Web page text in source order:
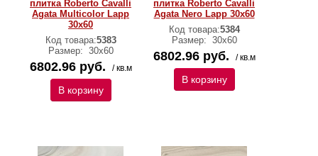
плитка Roberto Cavalli
Agata Multicolor Lapp
30x60
Код товара:5383
Размер: 30х60
6802.96 руб. / кв.м
В корзину
плитка Roberto Cavalli
Agata Nero Lapp 30x60
Код товара:5384
Размер: 30х60
6802.96 руб. / кв.м
В корзину